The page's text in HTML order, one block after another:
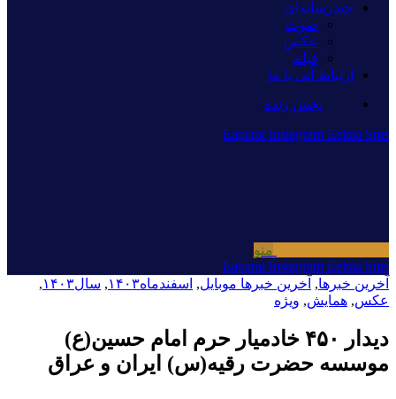
چندرسانه‌ای
صوت
عکس
فیلم
ارتباط آنی با ما
پخش زنده
Eaparat Instagram Eeitaa Sms
منو
Eaparat Instagram Eeitaa Sms
آخرین خبرها, آخرین خبرها موبایل, اسفندماه۱۴۰۳ , سال۱۴۰۳
,
عکس, همایش, ویژه
دیدار ۴۵۰ خادمیار حرم امام حسین(ع)
موسسه حضرت رقیه(س) ایران و عراق